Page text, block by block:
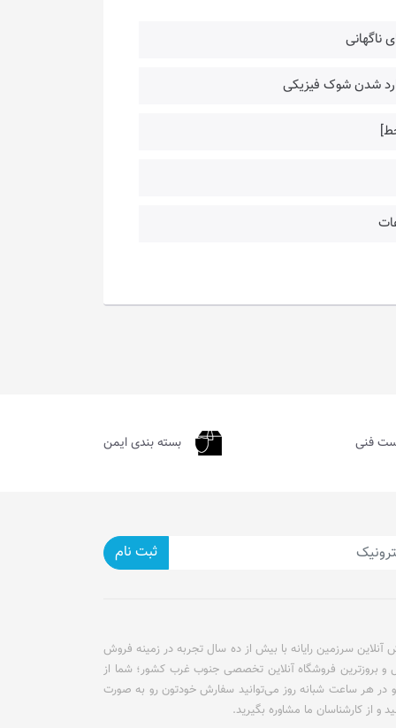
ناگهانی
شدن شوک فیزیکی
فنی بسته بندی ایمن
ثبت نام
سرزمین رایانه با بیش از ده سال تجربه در زمینه فروش
و بروزترین فروشگاه آنلاین تخصصی جنوب غرب کشور؛ شما از
و در هر ساعت شبانه روز می‌توانید سفارش خودتون رو به صورت
و از کارشناسان ما مشاوره بگیرید.